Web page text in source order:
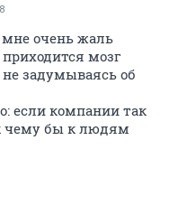
как и страдания
отказываются
растёт